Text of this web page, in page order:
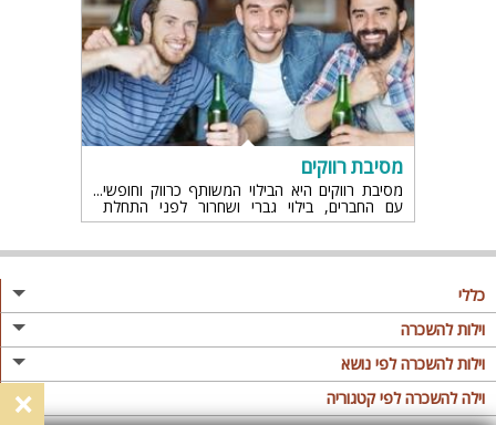
מסיבת רווקים
מסיבת רווקים היא הבילוי המשותף כרווק וחופשי
עם החברים, בילוי גברי ושחרור לפני התחלת
החיים, הבגרות והעצמאות בבניית משפחה וזוגיות
כללי
מגזין
פרסום באתר
תקנון
וילות להשכרה
וילות בצפון
וילות במרכז
וילות להשכרה לפי נושא
וילה לזוגות
וילה להשכרה לפי קטגוריה
×